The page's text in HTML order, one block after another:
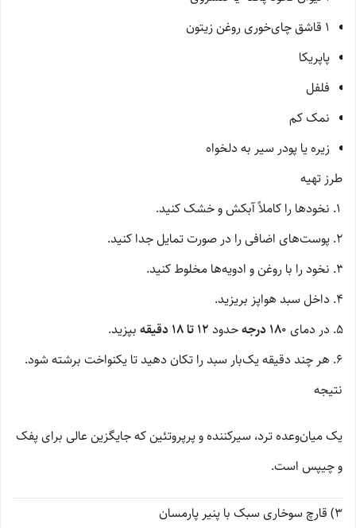
۱ قاشق چای‌خوری روغن زیتون
پاپریکا
فلفل
نمک کم
زیره یا پودر سیر به دلخواه
طرز تهیه
نخودها را کاملاً آبکش و خشک کنید.
پوست‌های اضافی را در صورت تمایل جدا کنید.
نخود را با روغن و ادویه‌ها مخلوط کنید.
داخل سبد هواپز بریزید.
در دمای ۱۸۰ درجه حدود ۱۲ تا ۱۸ دقیقه
بپزید.
هر چند دقیقه یک‌بار سبد را تکان دهید تا یکنواخت برشته شود.
نتیجه
یک میان‌وعده ترد، سیرکننده و پرپروتئین که جایگزین عالی برای پفک
و چیپس است.
3) قارچ سوخاری سبک با پنیر پارمسان